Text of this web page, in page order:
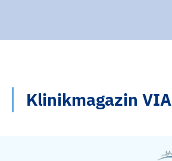
Klinikmagazin VIA